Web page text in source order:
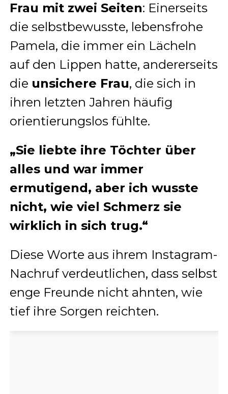
Frau mit zwei Seiten: Einerseits
die selbstbewusste, lebensfrohe
Pamela, die immer ein Lächeln
auf den Lippen hatte, andererseits
die unsichere Frau, die sich in
ihren letzten Jahren häufig
orientierungslos fühlte.
„Sie liebte ihre Töchter über
alles und war immer
ermutigend, aber ich wusste
nicht, wie viel Schmerz sie
wirklich in sich trug.“
Diese Worte aus ihrem Instagram-
Nachruf verdeutlichen, dass selbst
enge Freunde nicht ahnten, wie
tief ihre Sorgen reichten.